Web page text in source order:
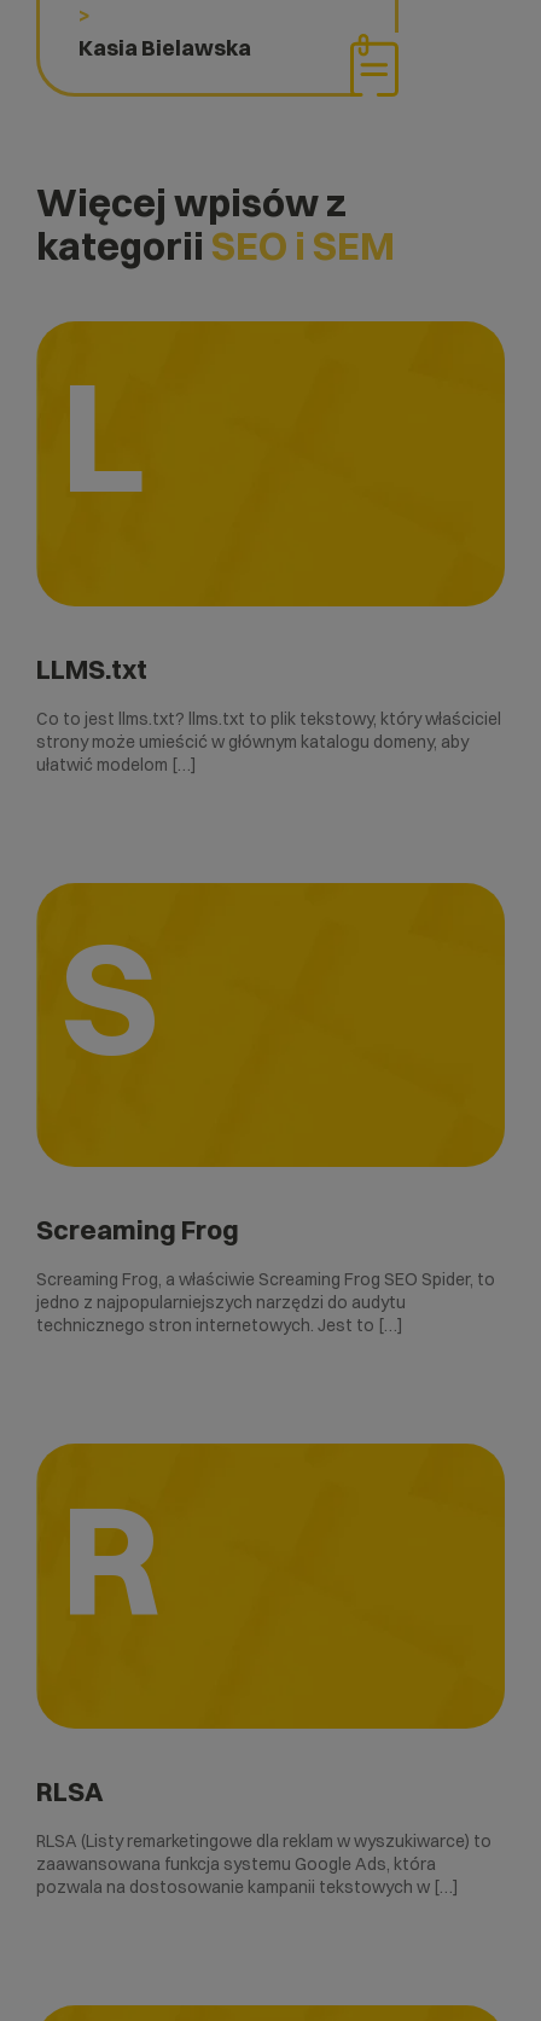
>
Kasia Bielawska
Więcej wpisów z
kategorii SEO i SEM
L
LLMS.txt
Co to jest llms.txt? llms.txt to plik tekstowy, który właściciel
strony może umieścić w głównym katalogu domeny, aby
ułatwić modelom […]
S
Screaming Frog
Screaming Frog, a właściwie Screaming Frog SEO Spider, to
jedno z najpopularniejszych narzędzi do audytu
technicznego stron internetowych. Jest to […]
R
RLSA
RLSA (Listy remarketingowe dla reklam w wyszukiwarce) to
zaawansowana funkcja systemu Google Ads, która
pozwala na dostosowanie kampanii tekstowych w […]